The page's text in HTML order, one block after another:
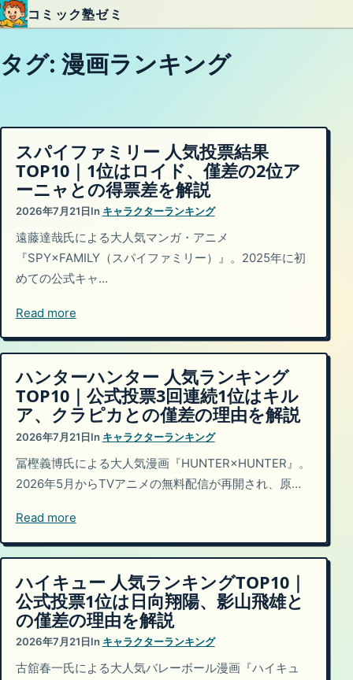
内容をスキップ
コミック塾ゼミ
タグ: 漫画ランキング
スパイファミリー 人気投票結果
TOP10｜1位はロイド、僅差の2位ア
ーニャとの得票差を解説
2026年7月21日In キャラクターランキング
遠藤達哉氏による大人気マンガ・アニメ
『SPY×FAMILY（スパイファミリー）』。2025年に初
めての公式キャ…
Read more
ハンターハンター 人気ランキング
TOP10｜公式投票3回連続1位はキル
ア、クラピカとの僅差の理由を解説
2026年7月21日In キャラクターランキング
冨樫義博氏による大人気漫画『HUNTER×HUNTER』。
2026年5月からTVアニメの無料配信が再開され、原…
Read more
ハイキュー 人気ランキングTOP10｜
公式投票1位は日向翔陽、影山飛雄と
の僅差の理由を解説
2026年7月21日In キャラクターランキング
古舘春一氏による大人気バレーボール漫画『ハイキュ